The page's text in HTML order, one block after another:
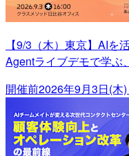
【9/3（木）東京】AIを
Agentライブデモで学ぶ
開催前2026年9月3日(木